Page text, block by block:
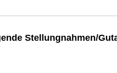
Stellungnahmen/